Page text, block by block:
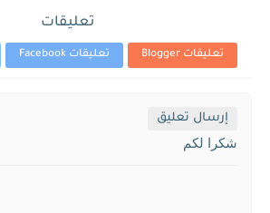
تعليقات
تعليقات Blogger تعليقات Facebook
إرسال تعليق
شكرا لكم